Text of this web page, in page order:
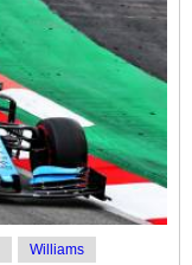
Williams